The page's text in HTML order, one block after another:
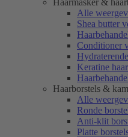
Haarmasker &
Alle
Shea butter
Conditioner
Keratine
Haarborstels &
Alle
Ronde
Anti-klit
Platte